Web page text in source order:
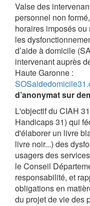
Valse des
personnel non
horaires imposés
les
d’aide à domicile
intervenant auprès
Haute Garonne :
d’anonymat sur
L'objectif du CIAH
Handicaps 31) qui
d'élaborer un livre
livre noir...) des
usagers des
le Conseil
responsabilité, et
obligations en
du projet de vie des